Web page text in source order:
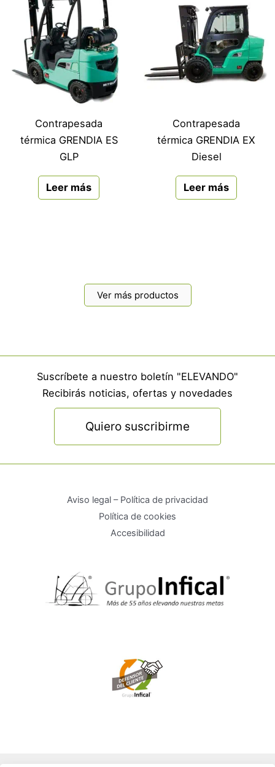
Contrapesada
térmica GRENDIA ES
GLP
Leer más
Contrapesada
térmica GRENDIA EX
Diesel
Leer más
Ver más productos
Suscríbete a nuestro boletín "ELEVANDO"
Recibirás noticias, ofertas y novedades
Quiero suscribirme
Aviso legal – Política de privacidad
Política de cookies
Accesibilidad